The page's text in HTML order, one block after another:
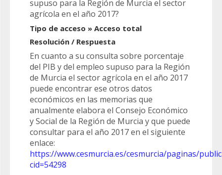
supuso para la Región de Murcia el sector
agrícola en el año 2017?
Tipo de acceso » Acceso total
Resolución / Respuesta
En cuanto a su consulta sobre porcentaje
del PIB y del empleo supuso para la Región
de Murcia el sector agrícola en el año 2017
puede encontrar ese otros datos
económicos en las memorias que
anualmente elabora el Consejo Económico
y Social de la Región de Murcia y que puede
consultar para el año 2017 en el siguiente
enlace:
https://www.cesmurcia.es/cesmurcia/paginas/
cid=54298